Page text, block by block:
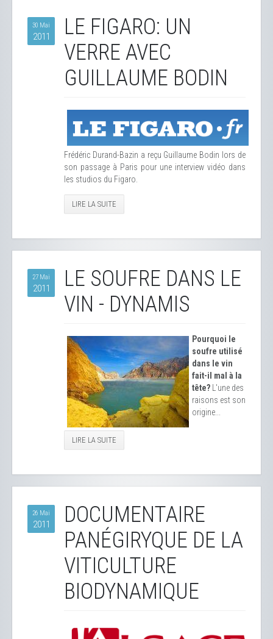
30 Mai
2011
LE FIGARO: UN
VERRE AVEC
GUILLAUME BODIN
Frédéric Durand-Bazin a reçu Guillaume Bodin lors de
son passage à Paris pour une interview vidéo dans
les studios du Figaro.
LIRE LA SUITE
27 Mai
2011
LE SOUFRE DANS LE
VIN - DYNAMIS
Pourquoi le
soufre utilisé
dans le vin
fait-il mal à la
tête? L'une des
raisons est son
origine...
LIRE LA SUITE
26 Mai
2011
DOCUMENTAIRE
PANÉGIRYQUE DE LA
VITICULTURE
BIODYNAMIQUE